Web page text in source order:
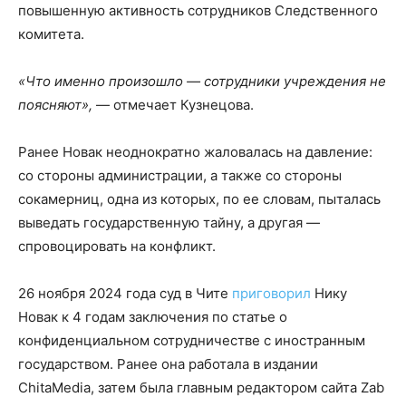
повышенную активность сотрудников Следственного
комитета.
«Что именно произошло — сотрудники учреждения не
поясняют», — отмечает Кузнецова.
Ранее Новак неоднократно жаловалась на давление:
со стороны администрации, а также со стороны
сокамерниц, одна из которых, по ее словам, пыталась
выведать государственную тайну, а другая —
спровоцировать на конфликт.
26 ноября 2024 года суд в Чите приговорил Нику
Новак к 4 годам заключения по статье о
конфиденциальном сотрудничестве с иностранным
государством. Ранее она работала в издании
ChitaMedia, затем была главным редактором сайта Zab